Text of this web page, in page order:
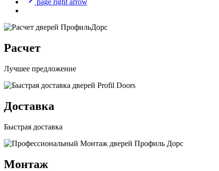
page right arrow
Расчет
Лучшее предложение
Доставка
Быстрая доставка
Монтаж